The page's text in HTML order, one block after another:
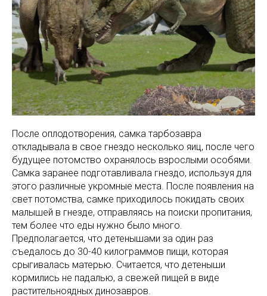
После оплодотворения, самка тарбозавра
откладывала в свое гнездо несколько яиц, после чего
будущее потомство охранялось взрослыми особями.
Самка заранее подготавливала гнездо, используя для
этого различные укромные места. После появления на
свет потомства, самке приходилось покидать своих
малышей в гнезде, отправляясь на поиски пропитания,
тем более что еды нужно было много.
Предполагается, что детенышами за один раз
съедалось до 30-40 килограммов пищи, которая
срыгивалась матерью. Считается, что детеныши
кормились не падалью, а свежей пищей в виде
растительноядных динозавров.